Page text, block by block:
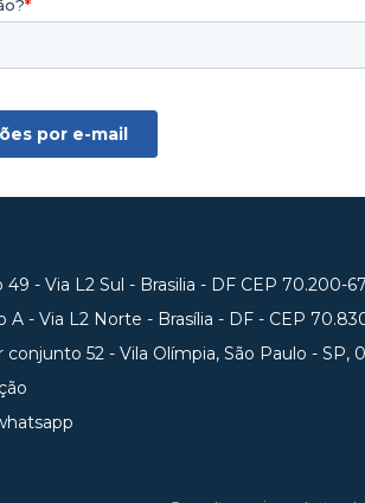
- Via L2 Sul - Brasilia - DF CEP 70.200-
A - Via L2 Norte - Brasília - DF - CEP
conjunto 52 - Vila Olímpia, São Paulo - SP,